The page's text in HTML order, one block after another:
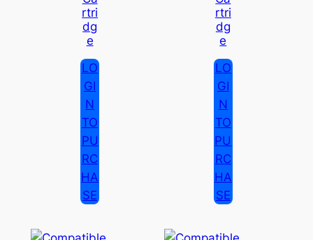
Rtri
Dg
E
LO
GI
N
TO
PU
RC
HA
SE
Rtri
Dg
E
LO
GI
N
TO
PU
RC
HA
SE